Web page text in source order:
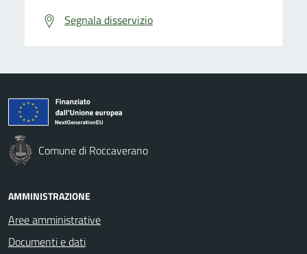
Segnala disservizio
Comune di Roccaverano
AMMINISTRAZIONE
Aree amministrative
Documenti e dati